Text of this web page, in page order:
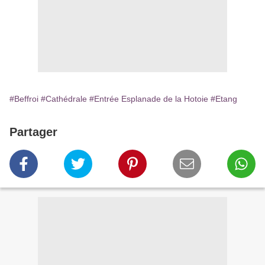
#Beffroi #Cathédrale #Entrée Esplanade de la Hotoie #Etang
Partager